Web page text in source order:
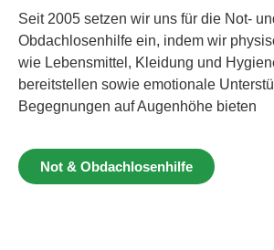
Seit 2005 setzen wir uns für die Not-
Obdachlosenhilfe ein, indem wir
wie Lebensmittel, Kleidung und
bereitstellen sowie emotionale
Begegnungen auf Augenhöhe bieten
Not & Obdachlosenhilfe